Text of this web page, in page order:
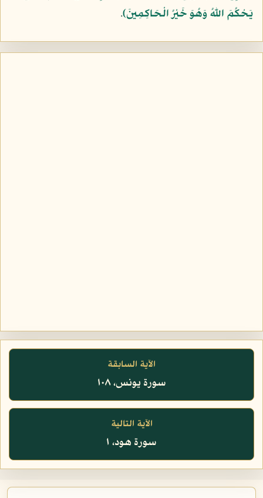
يَحْكُمَ اللّهُ وَهُوَ خَيْرُ الْحَاكِمِينَ﴾.
الآية السابقة
سورة يونس، ١٠٨
الآية التالية
سورة هود، ١